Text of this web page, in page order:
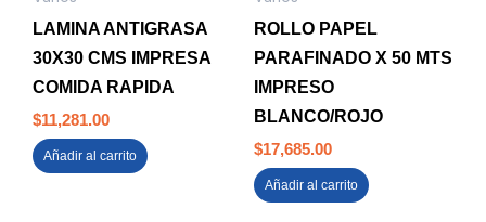
LAMINA ANTIGRASA
30X30 CMS IMPRESA
COMIDA RAPIDA
$11,281.00
Añadir al carrito
ROLLO PAPEL
PARAFINADO X 50 MTS
IMPRESO
BLANCO/ROJO
$17,685.00
Añadir al carrito